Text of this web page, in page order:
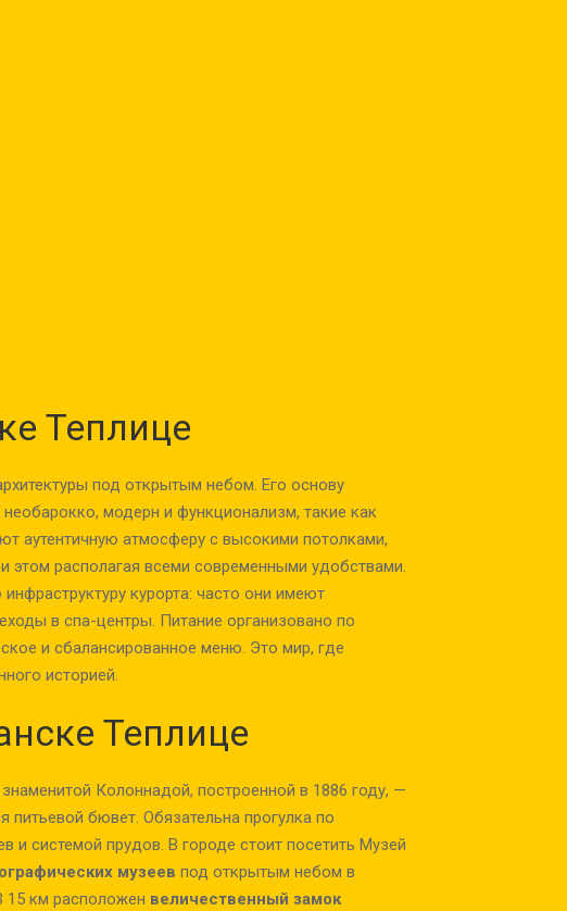
Теплице
под открытым небом. Его основу
модерн и функционализм, такие как
аутентичную атмосферу с высокими потолками,
располагая всеми современными удобствами.
курорта: часто они имеют
в спа-центры. Питание организовано по
и сбалансированное меню. Это мир, где
историей.
Теплице
Колоннадой, построенной в 1886 году, —
бювет. Обязательна прогулка по
и системой прудов. В городе стоит посетить Музей
музеев под открытым небом в
15 км расположен величественный замок